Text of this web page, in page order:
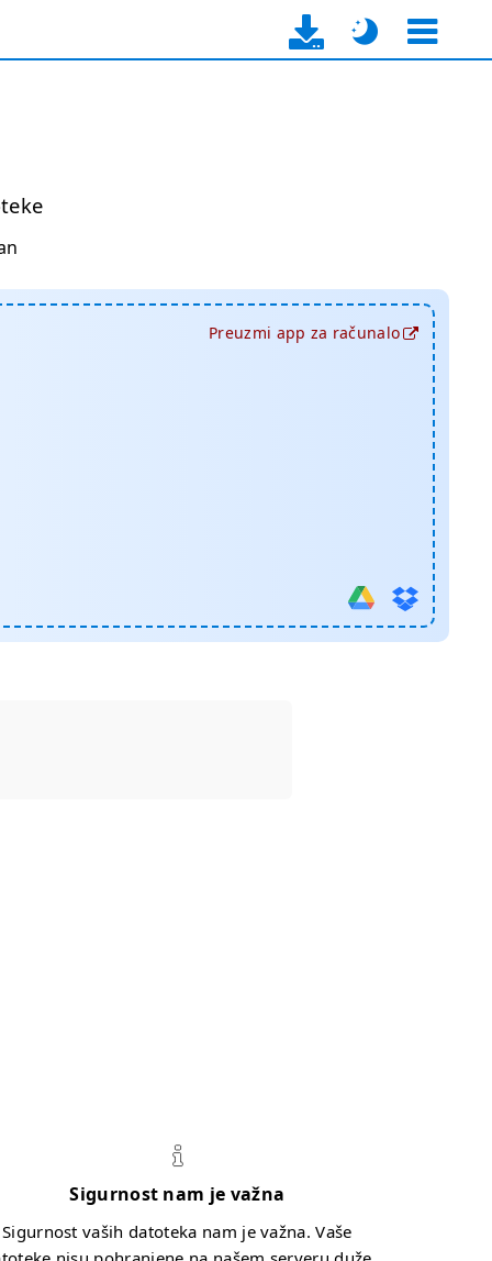
Preuzmi app za računalo
Sigurnost nam je važna
Sigurnost vaših datoteka nam je važna. Vaše